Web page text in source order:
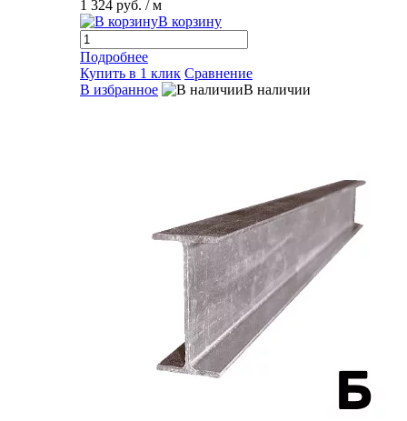
1 324 руб. / м
В корзину
Подробнее
Купить в 1 клик Сравнение
В избранное
В наличии